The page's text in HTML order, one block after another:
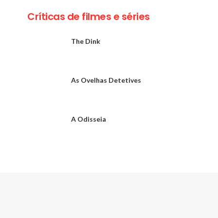
Críticas de filmes e séries
The Dink
As Ovelhas Detetives
A Odisseia